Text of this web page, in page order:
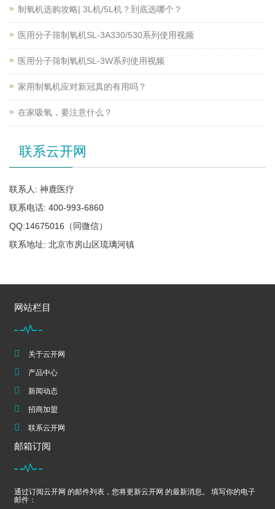
制氧机选购攻略| 3L机/5L机？到底选哪个？
医用分子筛制氧机SL-3A330/530系列使用视频
医用分子筛制氧机SL-3W系列使用视频
家用制氧机应对新冠真的有用吗？
在家吸氧，要注意什么？
联系云开网
联系人: 神鹿医疗
联系电话: 400-993-6860
QQ:14675016（同微信）
联系地址: 北京市房山区琉璃河镇
网站栏目
关于云开网
产品中心
新闻动态
招商加盟
联系云开网
邮箱订阅
通过订阅云开网 的邮件列表，您将更新云开网 的最新消息。 填写你的电子
邮件：